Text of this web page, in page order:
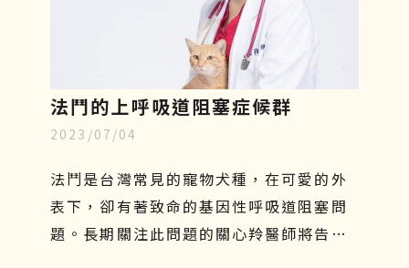
法鬥的上呼吸道阻塞症候群
2023/07/04
法鬥是台灣常見的寵物犬種，在可愛的外
表下，卻有著致命的基因性呼吸道阻塞問
題。長期關注此問題的關心羚醫師將告訴